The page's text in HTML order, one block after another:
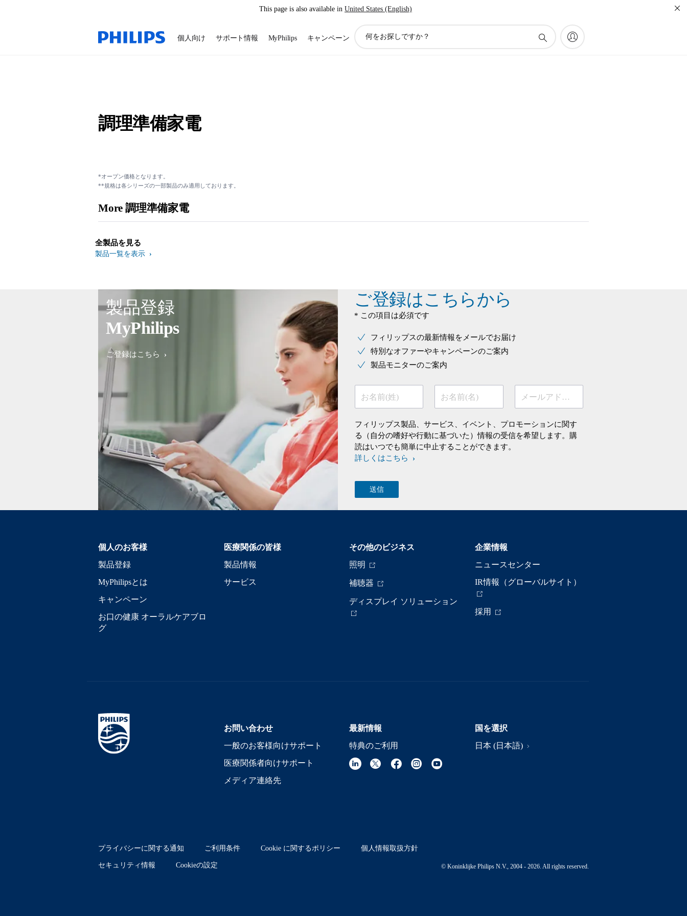
This page is also available in United States (English)
個人向け サポート情報 MyPhilips キャンペーン
調理準備家電
*オープン価格となります。
**規格は各シリーズの一部製品のみ適用しております。
More 調理準備家電
全製品を見る
製品一覧を表示
製品登録
MyPhilips
ご登録はこちら
ご登録はこちらから
* この項目は必須です
フィリップスの最新情報をメールでお届け
特別なオファーやキャンペーンのご案内
製品モニターのご案内
お名前(姓) お名前(名) メールアドレス
フィリップス製品、サービス、イベント、プロモーションに関す
る（自分の嗜好や行動に基づいた）情報の受信を希望します。購
読はいつでも簡単に中止することができます。
詳しくはこちら
個人のお客様
製品登録
MyPhilipsとは
キャンペーン
お口の健康 オーラルケアブロ
グ
医療関係の皆様
製品情報
サービス
その他のビジネス
照明
補聴器
ディスプレイ ソリューション
企業情報
ニュースセンター
IR情報（グローバルサイト）
採用
お問い合わせ
一般のお客様向けサポート
医療関係者向けサポート
メディア連絡先
最新情報
特典のご利用
国を選択
日本 (日本語)
プライバシーに関する通知 ご利用条件 Cookie に関するポリシー 個人情報取扱方針
セキュリティ情報 Cookieの設定 © Koninklijke Philips N.V., 2004 - 2026. All rights reserved.